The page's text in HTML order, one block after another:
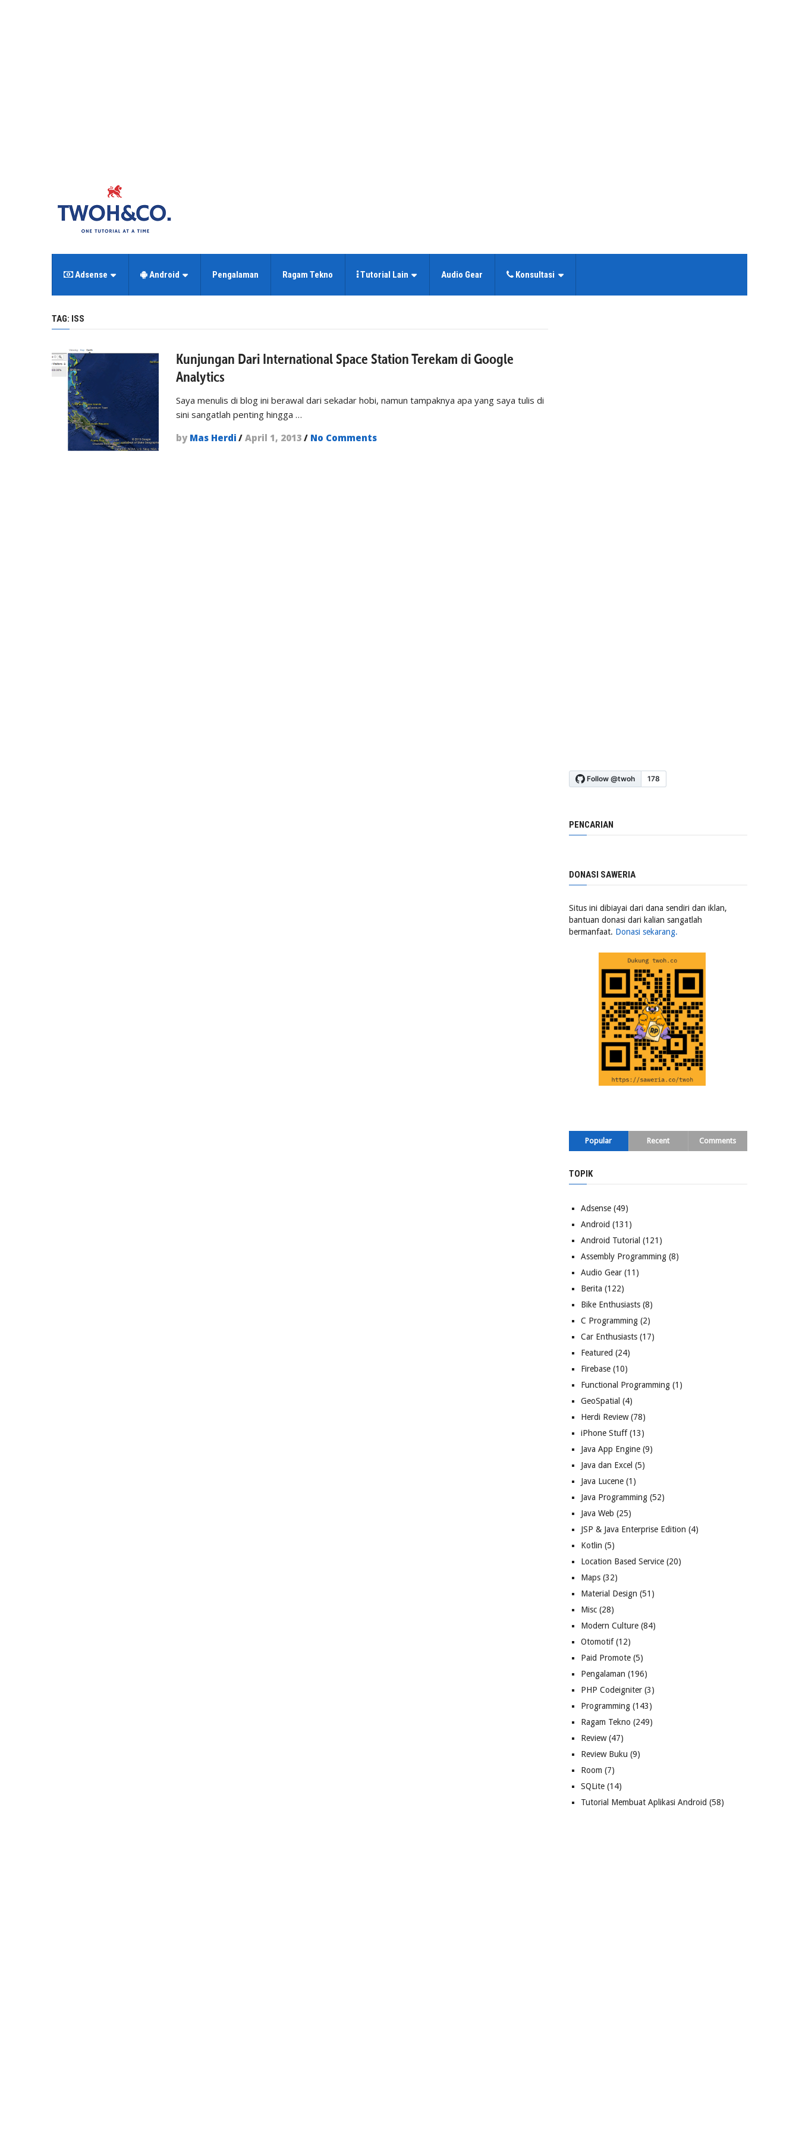
Adsense Android Pengalaman Ragam Tekno Tutorial Lain Audio Gear Konsultasi
TAG: ISS
Kunjungan Dari International Space Station Terekam di Google
Analytics
Saya menulis di blog ini berawal dari sekadar hobi, namun tampaknya apa yang saya tulis di
sini sangatlah penting hingga …
by Mas Herdi / April 1, 2013 / No Comments
PENCARIAN
DONASI SAWERIA
Situs ini dibiayai dari dana sendiri dan iklan,
bantuan donasi dari kalian sangatlah
bermanfaat. Donasi sekarang.
Popular Recent Comments
TOPIK
Adsense (49)
Android (131)
Android Tutorial (121)
Assembly Programming (8)
Audio Gear (11)
Berita (122)
Bike Enthusiasts (8)
C Programming (2)
Car Enthusiasts (17)
Featured (24)
Firebase (10)
Functional Programming (1)
GeoSpatial (4)
Herdi Review(78)
iPhone Stuff(13)
Java App Engine (9)
Java dan Excel (5)
Java Lucene (1)
Java Programming (52)
Java Web (25)
JSP & Java Enterprise Edition (4)
Kotlin (5)
Location Based Service (20)
Maps (32)
Material Design (51)
Misc (28)
Modern Culture (84)
Otomotif(12)
Paid Promote (5)
Pengalaman (196)
PHP Codeigniter (3)
Programming (143)
Ragam Tekno (249)
Review(47)
Review Buku (9)
Room (7)
SQLite (14)
Tutorial Membuat Aplikasi Android (58)